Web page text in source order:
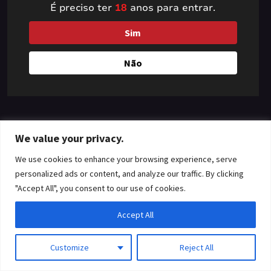
We value your privacy.
We use cookies to enhance your browsing experience, serve
personalized ads or content, and analyze our traffic. By clicking
"Accept All", you consent to our use of cookies.
Customize Reject All
Accept All
something amazing
— check back soon!
É preciso ter 18 anos para entrar.
Sim
Não